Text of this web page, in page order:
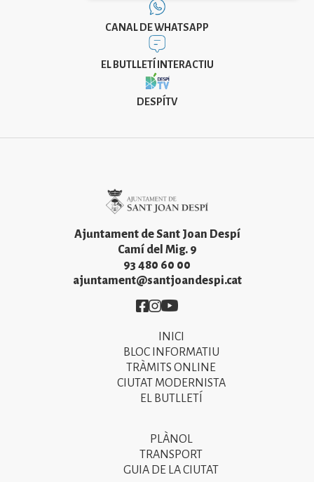
CANAL DE WHATSAPP
EL BUTLLETÍ INTERACTIU
DESPÍTV
Ajuntament de Sant Joan Despí
Camí del Mig. 9
93 480 60 00
ajuntament@santjoandespi.cat
Imatge
Imatge
Imatge
INICI
BLOC INFORMATIU
TRÀMITS ONLINE
CIUTAT MODERNISTA
EL BUTLLETÍ
PLÀNOL
TRANSPORT
GUIA DE LA CIUTAT